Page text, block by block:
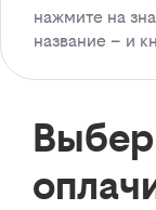
нажмите на
название – и